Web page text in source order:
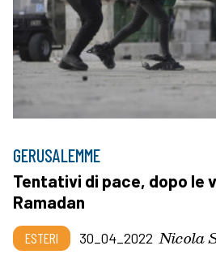
GERUSALEMME
Tentativi di pace, dopo le
Ramadan
ESTERI 30_04_2022 Nicola